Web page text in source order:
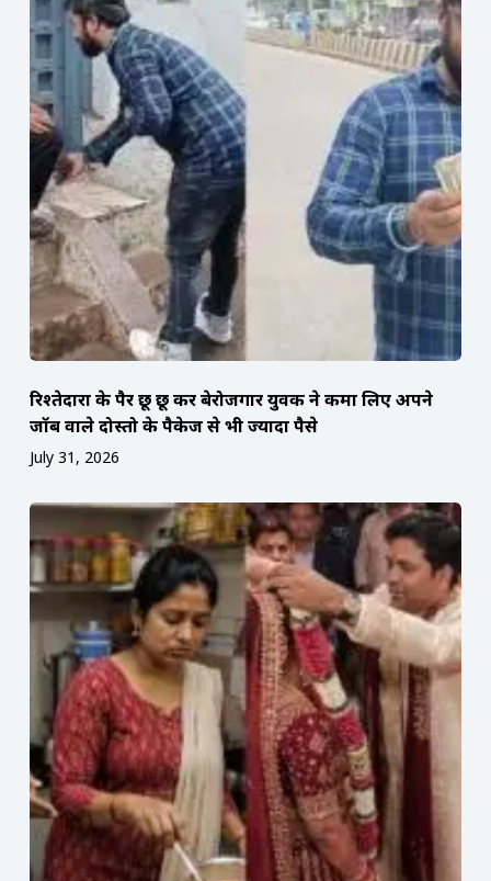
रिश्तेदारों के पैर छू छू कर बेरोजगार युवक ने कमा लिए अपने
जॉब वाले दोस्तो के पैकेज से भी ज्यादा पैसे
July 31, 2026